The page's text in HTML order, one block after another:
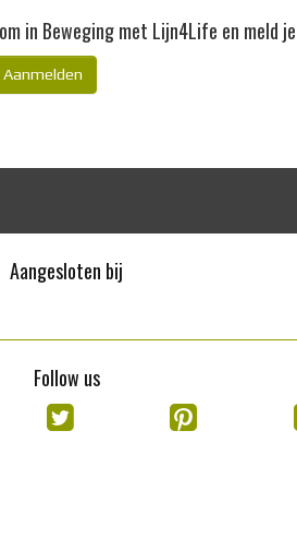
in Beweging met Lijn4Life en meld
Aanmelden
Aangesloten bij
Follow us